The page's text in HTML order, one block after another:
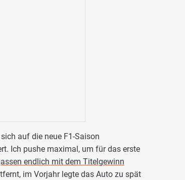
auf die neue F1-Saison
Ich pushe maximal, um für das erste
endlich mit dem Titelgewinn
im Vorjahr legte das Auto zu spät